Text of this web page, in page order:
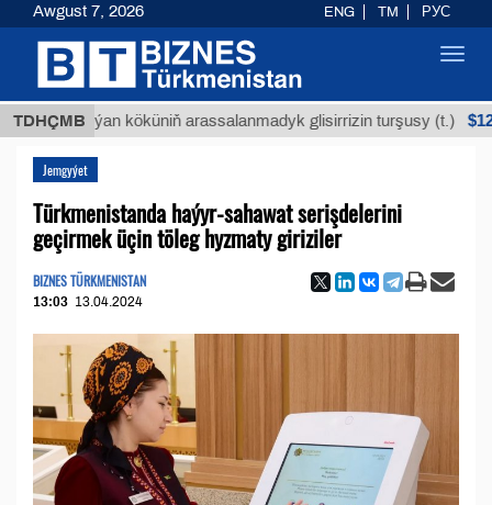
TDHÇMB
Buýan köküniň arassalanmadyk glisirrizin turşusy (t.) $12935,18
Jemgyýet
Türkmenistanda haýyr-sahawat serişdelerini
geçirmek üçin töleg hyzmaty giriziler
BIZNES TÜRKMENISTAN
13:03 13.04.2024
Awgust 7, 2026 ENG TM РУС